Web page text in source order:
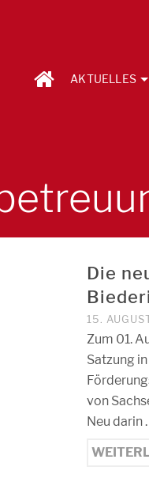
AKTUELLES
Die
15.
Zum 01.
Satzung
von
Neu darin